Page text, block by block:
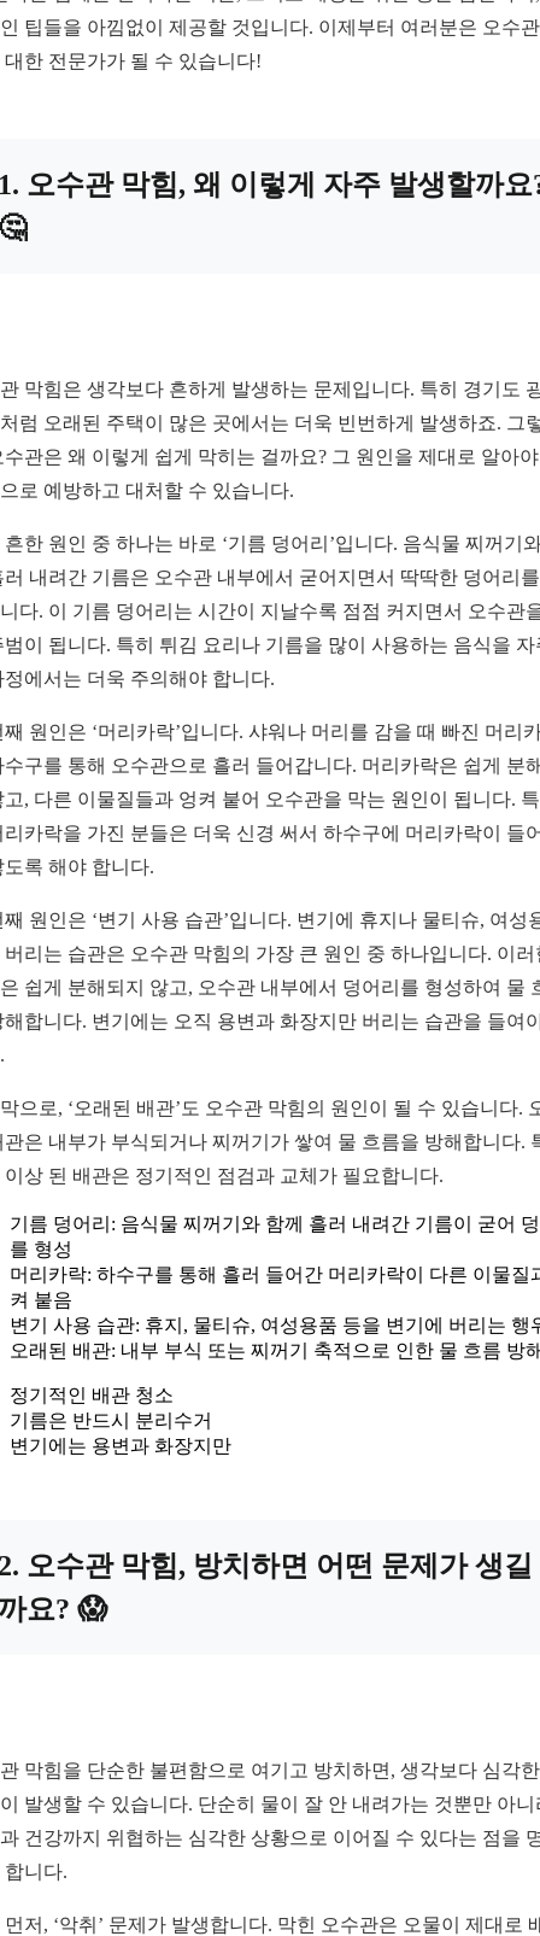
팁들을 아낌없이 제공할 것입니다. 이제부터 여러분은 오수
대한 전문가가 될 수 있습니다!
오수관 막힘, 왜 이렇게 자주 발생할까요
막힘은 생각보다 흔하게 발생하는 문제입니다. 특히 경기도
럼 오래된 주택이 많은 곳에서는 더욱 빈번하게 발생하죠. 그
수관은 왜 이렇게 쉽게 막히는 걸까요? 그 원인을 제대로 알아
로 예방하고 대처할 수 있습니다.
흔한 원인 중 하나는 바로 ‘기름 덩어리’입니다. 음식물 찌꺼기
러 내려간 기름은 오수관 내부에서 굳어지면서 딱딱한 덩어리
다. 이 기름 덩어리는 시간이 지날수록 점점 커지면서 오수관
범이 됩니다. 특히 튀김 요리나 기름을 많이 사용하는 음식을 자
정에서는 더욱 주의해야 합니다.
째 원인은 ‘머리카락’입니다. 샤워나 머리를 감을 때 빠진 머리
수구를 통해 오수관으로 흘러 들어갑니다. 머리카락은 쉽게 분
고, 다른 이물질들과 엉켜 붙어 오수관을 막는 원인이 됩니다.
리카락을 가진 분들은 더욱 신경 써서 하수구에 머리카락이 들
도록 해야 합니다.
째 원인은 ‘변기 사용 습관’입니다. 변기에 휴지나 물티슈, 여성
버리는 습관은 오수관 막힘의 가장 큰 원인 중 하나입니다. 이러
쉽게 분해되지 않고, 오수관 내부에서 덩어리를 형성하여 물
해합니다. 변기에는 오직 용변과 화장지만 버리는 습관을 들여
으로, ‘오래된 배관’도 오수관 막힘의 원인이 될 수 있습니다.
관은 내부가 부식되거나 찌꺼기가 쌓여 물 흐름을 방해합니다.
이상 된 배관은 정기적인 점검과 교체가 필요합니다.
기름 덩어리: 음식물 찌꺼기와 함께 흘러 내려간 기름이 굳어
를 형성
머리카락: 하수구를 통해 흘러 들어간 머리카락이 다른 이물질
켜 붙음
변기 사용 습관: 휴지, 물티슈, 여성용품 등을 변기에 버리는 행
오래된 배관: 내부 부식 또는 찌꺼기 축적으로 인한 물 흐름 방
정기적인 배관 청소
기름은 반드시 분리수거
변기에는 용변과 화장지만
오수관 막힘, 방치하면 어떤 문제가 생길
요? 😱
막힘을 단순한 불편함으로 여기고 방치하면, 생각보다 심각
발생할 수 있습니다. 단순히 물이 잘 안 내려가는 것뿐만 아니
건강까지 위협하는 심각한 상황으로 이어질 수 있다는 점을
합니다.
먼저, ‘악취’ 문제가 발생합니다. 막힌 오수관은 오물이 제대로